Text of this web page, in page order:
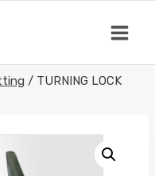
/ TURNING LOCK